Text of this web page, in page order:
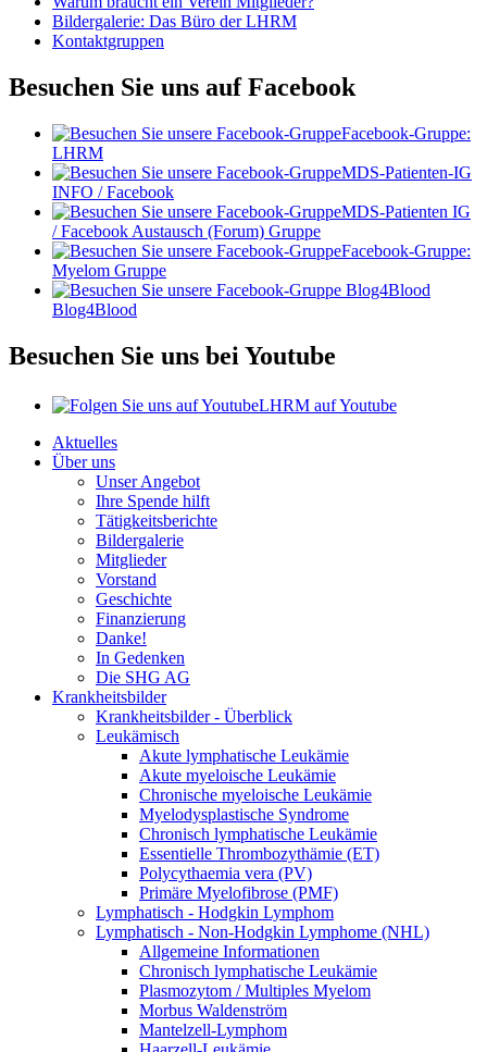
Bildergalerie: Das Büro der LHRM
Kontaktgruppen
Besuchen Sie uns auf Facebook
Facebook-Gruppe:
LHRM
MDS-Patienten-IG
INFO / Facebook
MDS-Patienten IG
/ Facebook Austausch (Forum) Gruppe
Facebook-Gruppe:
Myelom Gruppe
Blog4Blood
Besuchen Sie uns bei Youtube
LHRM auf Youtube
Aktuelles
Über uns
Unser Angebot
Ihre Spende hilft
Tätigkeitsberichte
Bildergalerie
Mitglieder
Vorstand
Geschichte
Finanzierung
Danke!
In Gedenken
Die SHG AG
Krankheitsbilder
Krankheitsbilder - Überblick
Leukämisch
Akute lymphatische Leukämie
Akute myeloische Leukämie
Chronische myeloische Leukämie
Myelodysplastische Syndrome
Chronisch lymphatische Leukämie
Essentielle Thrombozythämie (ET)
Polycythaemia vera (PV)
Primäre Myelofibrose (PMF)
Lymphatisch - Hodgkin Lymphom
Lymphatisch - Non-Hodgkin Lymphome (NHL)
Allgemeine Informationen
Chronisch lymphatische Leukämie
Plasmozytom / Multiples Myelom
Morbus Waldenström
Mantelzell-Lymphom